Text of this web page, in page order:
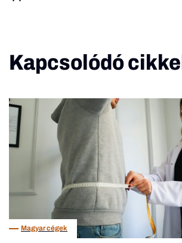
Kapcsolódó
Magyar cégek